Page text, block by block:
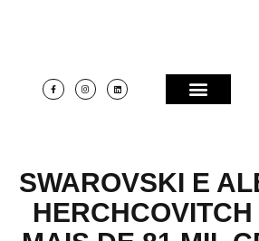
SWAROVSKI E